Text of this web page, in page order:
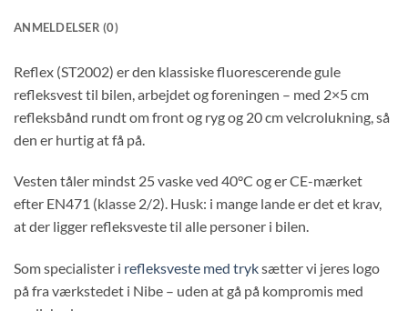
ANMELDELSER (0)
Reflex (ST2002) er den klassiske fluorescerende gule
refleksvest til bilen, arbejdet og foreningen – med 2×5 cm
refleksbånd rundt om front og ryg og 20 cm velcrolukning, så
den er hurtig at få på.
Vesten tåler mindst 25 vaske ved 40°C og er CE-mærket
efter EN471 (klasse 2/2). Husk: i mange lande er det et krav,
at der ligger refleksveste til alle personer i bilen.
Som specialister i refleksveste med tryksætter vi jeres logo
på fra værkstedet i Nibe – uden at gå på kompromis med